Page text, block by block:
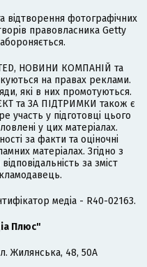
відтворення фотографічних
правовласника Getty
НОВИНИ КОМПАНІЙ та
на правах реклами.
які в них промотуються.
та ЗА ПІДТРИМКИ також є
участь у підготовці цього
у цих матеріалах.
за факти та оціночні
матеріалах. Згідно з
за зміст
медіа - R40-02163.
Плюс"
Жилянська, 48, 50А